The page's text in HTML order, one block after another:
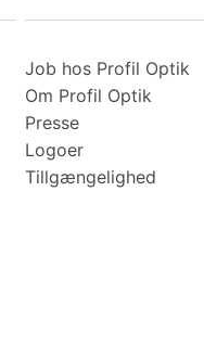
Job hos Profil Optik
Om Profil Optik
Presse
Logoer
Tillgængelighed